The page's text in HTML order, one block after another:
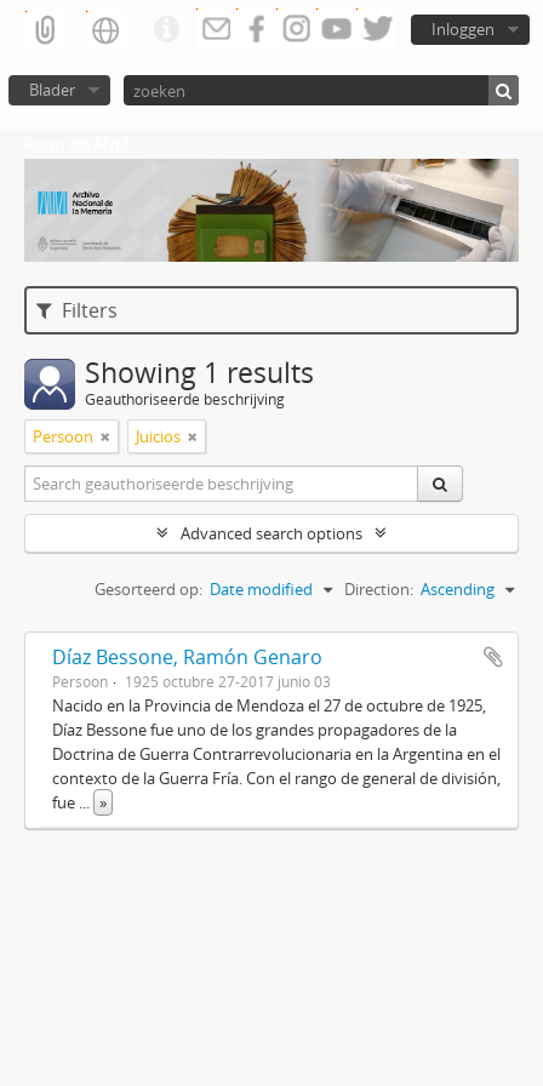
Inloggen
Blader
Filters
Showing 1 results
Geauthoriseerde beschrijving
Persoon Juicios
Advanced search options
Gesorteerd op: Date modified Direction: Ascending
Díaz Bessone, Ramón Genaro
Persoon 1925 octubre 27-2017 junio 03
Nacido en la Provincia de Mendoza el 27 de octubre de 1925,
Díaz Bessone fue uno de los grandes propagadores de la
Doctrina de Guerra Contrarrevolucionaria en la Argentina en el
contexto de la Guerra Fría. Con el rango de general de división,
fue ... »